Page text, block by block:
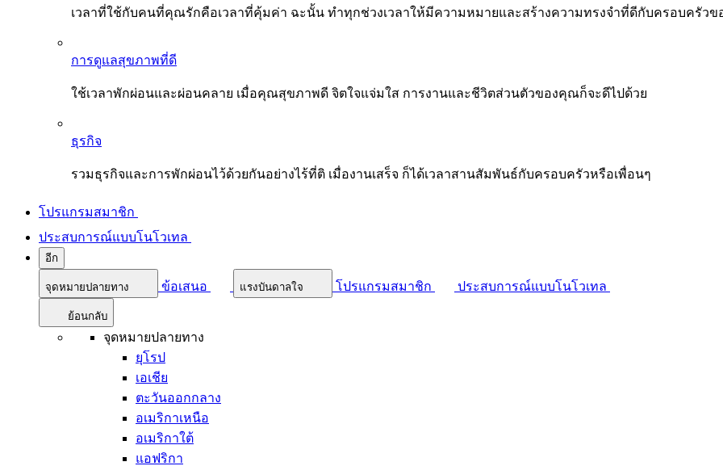
เวลาที่ใช้กับคนที่คุณรักคือเวลาที่คุ้มค่า ฉะนั้น ทำทุกช่วงเวลาให้มีความหมายและสร้างความทรงจำที่ดีกับครอบครัว
การดูแลสุขภาพที่ดี
ใช้เวลาพักผ่อนและผ่อนคลาย เมื่อคุณสุขภาพดี จิตใจแจ่มใส การงานและชีวิตส่วนตัวของคุณก็จะดีไปด้วย
ธุรกิจ
รวมธุรกิจและการพักผ่อนไว้ด้วยกันอย่างไร้ที่ติ เมื่องานเสร็จ ก็ได้เวลาสานสัมพันธ์กับครอบครัวหรือเพื่อนๆ
โปรแกรมสมาชิก
ประสบการณ์แบบโนโวเทล
อีก
จุดหมายปลายทาง ข้อเสนอ แรงบันดาลใจ โปรแกรมสมาชิก ประสบการณ์แบบโนโวเทล
ย้อนกลับ
จุดหมายปลายทาง
ยุโรป
เอเชีย
ตะวันออกกลาง
อเมริกาเหนือ
อเมริกาใต้
แอฟริกา